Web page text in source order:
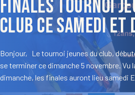
Finales tournoi
club ce samedi et
Bonjour, Le tournoi jeunes du club,
se terminer ce dimanche 5 novembre. Vu
dimanche, les finales auront lieu samedi